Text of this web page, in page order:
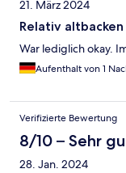
21. März 2024
Relativ
War lediglich okay.
Aufenthalt von 1
Verifizierte Bewertung
8/10 – Sehr
28. Jan. 2024